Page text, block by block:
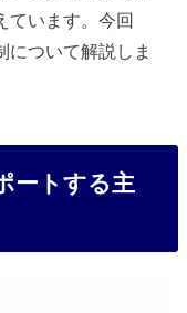
ています。今回
について解説しま
ートする主